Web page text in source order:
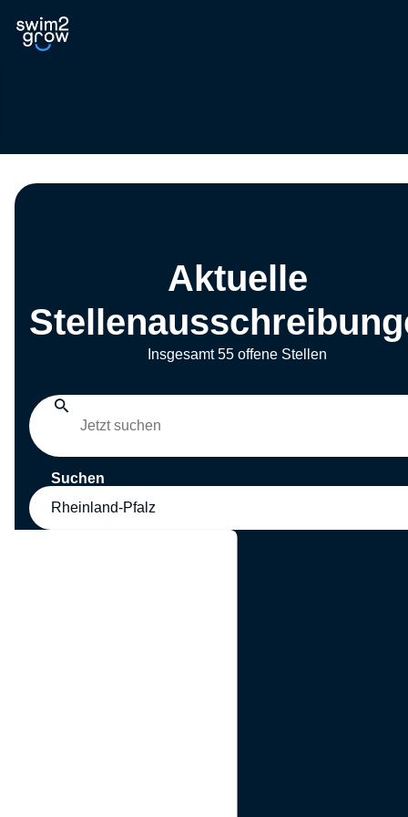
Aktuelle
Insgesamt 55 offene Stellen
Suchen
Rheinland-Pfalz